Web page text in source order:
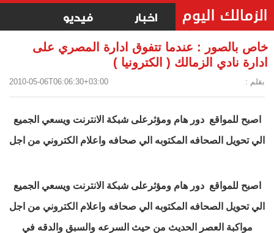
اخبار فيديو
خاص بالصور : عندما تتفوق ادارة المصري على
ادارة نادي الزمالك ( الكترونيا )
بقلم : 2010-05-06T06:06:30+03:00
اصبح للمواقع دور هام ومؤثرعلى شبكة الانترنت ويسعي الجميع
الي تحويل الصحافه المكتوبه الي صحافه واعلام الكتروني من اجل
اصبح للمواقع دور هام ومؤثرعلى شبكة الانترنت ويسعي الجميع
الي تحويل الصحافه المكتوبه الي صحافه واعلام الكتروني من اجل
مواكبة العصر الحديث من حيث السرعه والسبق والدقه في